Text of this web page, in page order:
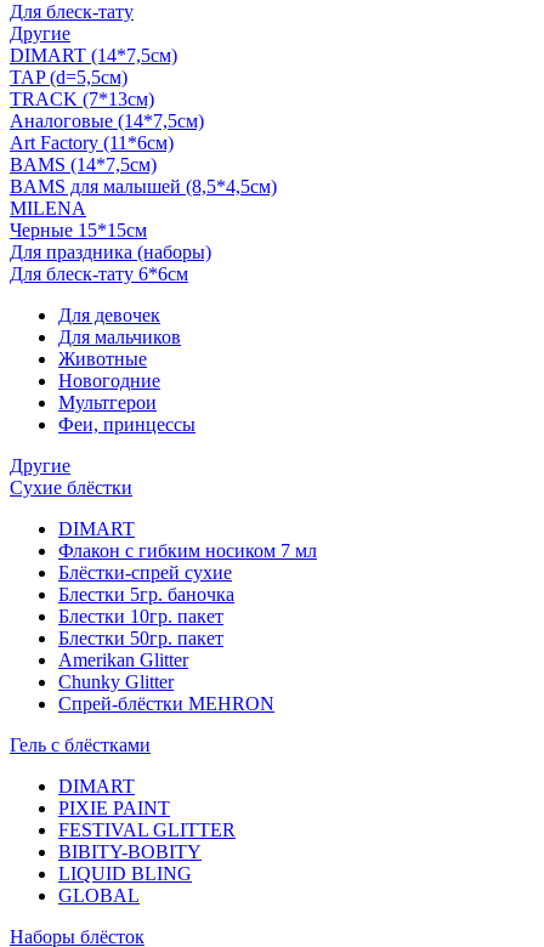
Для блеск-тату
Другие
DIMART (14*7,5см)
TAP (d=5,5см)
TRACK (7*13см)
Аналоговые (14*7,5см)
Art Factory (11*6см)
BAMS (14*7,5см)
BAMS для малышей (8,5*4,5см)
MILENA
Черные 15*15см
Для праздника (наборы)
Для блеск-тату 6*6см
Для девочек
Для мальчиков
Животные
Новогодние
Мультгерои
Феи, принцессы
Другие
Сухие блёстки
DIMART
Флакон с гибким носиком 7 мл
Блёстки-спрей сухие
Блестки 5гр. баночка
Блестки 10гр. пакет
Блестки 50гр. пакет
Amerikan Glitter
Chunky Glitter
Спрей-блёстки MEHRON
Гель с блёстками
DIMART
PIXIE PAINT
FESTIVAL GLITTER
BIBITY-BOBITY
LIQUID BLING
GLOBAL
Наборы блёсток